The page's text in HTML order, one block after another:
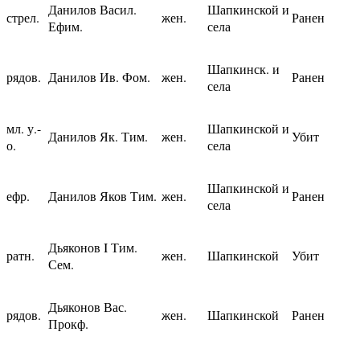
стрел. Данилов Васил.
Ефим.
жен.
Шапкинской и
села
Ранен
рядов. Данилов Ив. Фом. жен.
Шапкинск. и
села
Ранен
мл. у.-
о.
Данилов Як. Тим. жен.
Шапкинской и
села
Убит
ефр. Данилов Яков Тим. жен.
Шапкинской и
села
Ранен
ратн.
Дьяконов I Тим.
Сем.
жен. Шапкинской Убит
рядов. Дьяконов Вас.
Прокф.
жен. Шапкинской Ранен